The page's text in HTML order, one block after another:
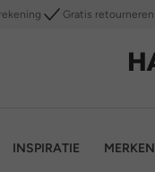
Gratis retourneren
INSPIRATIE MERKEN